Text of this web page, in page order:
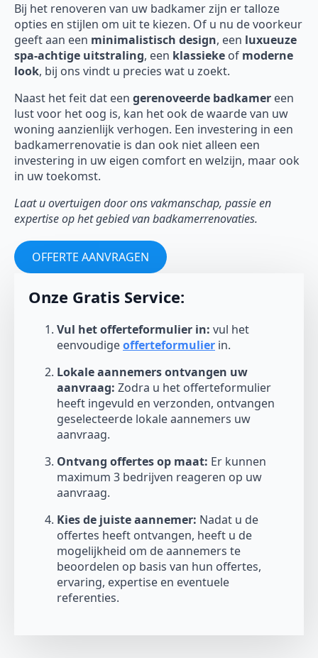
Bij het renoveren van uw badkamer zijn er talloze
opties en stijlen om uit te kiezen. Of u nu de voorkeur
geeft aan een minimalistisch design, een luxueuze
spa-achtige uitstraling, een klassieke of moderne
look, bij ons vindt u precies wat u zoekt.
Naast het feit dat een gerenoveerde badkamer een
lust voor het oog is, kan het ook de waarde van uw
woning aanzienlijk verhogen. Een investering in een
badkamerrenovatie is dan ook niet alleen een
investering in uw eigen comfort en welzijn, maar ook
in uw toekomst.
Laat u overtuigen door ons vakmanschap, passie en
expertise op het gebied van badkamerrenovaties.
OFFERTE AANVRAGEN
Onze Gratis Service:
Vul het offerteformulier in: vul het
eenvoudigeofferteformulier in.
Lokale aannemers ontvangen uw
aanvraag: Zodra u het offerteformulier
heeft ingevuld en verzonden, ontvangen
geselecteerde lokale aannemers uw
aanvraag.
Ontvang offertes op maat: Er kunnen
maximum 3 bedrijven reageren op uw
aanvraag.
Kies de juiste aannemer: Nadat u de
offertes heeft ontvangen, heeft u de
mogelijkheid om de aannemers te
beoordelen op basis van hun offertes,
ervaring, expertise en eventuele
referenties.